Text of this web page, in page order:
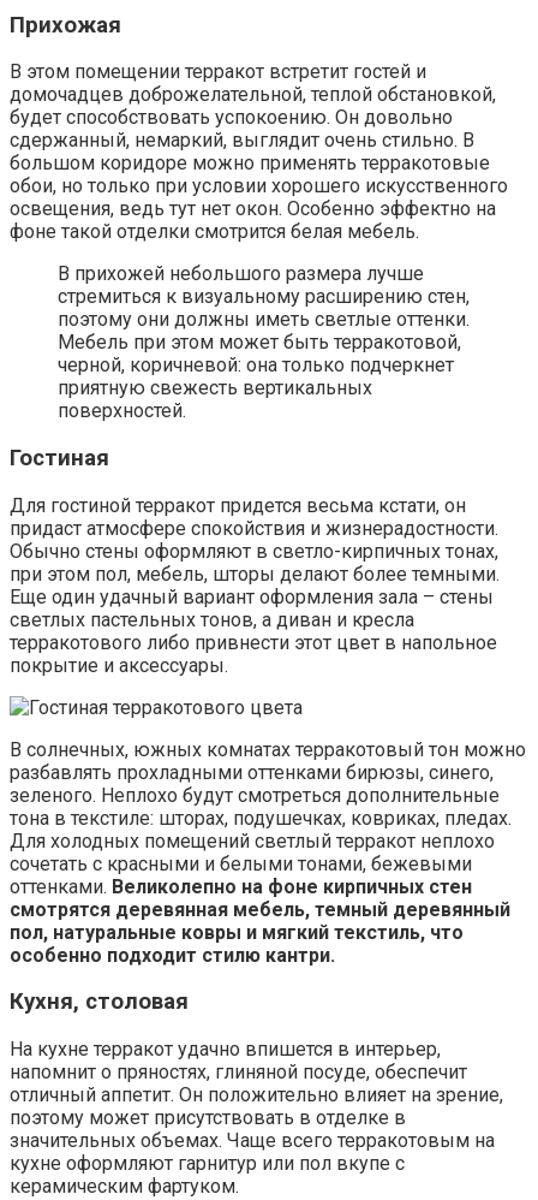
Прихожая
В этом помещении терракот встретит гостей и
домочадцев доброжелательной, теплой обстановкой,
будет способствовать успокоению. Он довольно
сдержанный, немаркий, выглядит очень стильно. В
большом коридоре можно применять терракотовые
обои, но только при условии хорошего искусственного
освещения, ведь тут нет окон. Особенно эффектно на
фоне такой отделки смотрится белая мебель.
В прихожей небольшого размера лучше
стремиться к визуальному расширению стен,
поэтому они должны иметь светлые оттенки.
Мебель при этом может быть терракотовой,
черной, коричневой: она только подчеркнет
приятную свежесть вертикальных
поверхностей.
Гостиная
Для гостиной терракот придется весьма кстати, он
придаст атмосфере спокойствия и жизнерадостности.
Обычно стены оформляют в светло-кирпичных тонах,
при этом пол, мебель, шторы делают более темными.
Еще один удачный вариант оформления зала – стены
светлых пастельных тонов, а диван и кресла
терракотового либо привнести этот цвет в напольное
покрытие и аксессуары.
В солнечных, южных комнатах терракотовый тон можно
разбавлять прохладными оттенками бирюзы, синего,
зеленого. Неплохо будут смотреться дополнительные
тона в текстиле: шторах, подушечках, ковриках, пледах.
Для холодных помещений светлый терракот неплохо
сочетать с красными и белыми тонами, бежевыми
оттенками. Великолепно на фоне кирпичных стен
смотрятся деревянная мебель, темный деревянный
пол, натуральные ковры и мягкий текстиль, что
особенно подходит стилю кантри.
Кухня, столовая
На кухне терракот удачно впишется в интерьер,
напомнит о пряностях, глиняной посуде, обеспечит
отличный аппетит. Он положительно влияет на зрение,
поэтому может присутствовать в отделке в
значительных объемах. Чаще всего терракотовым на
кухне оформляют гарнитур или пол вкупе с
керамическим фартуком.